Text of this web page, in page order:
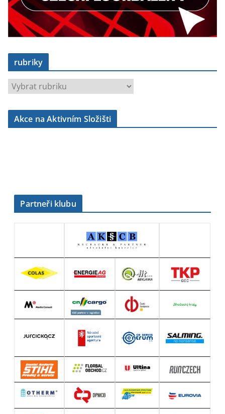
rubriky
u
b
Akce na Aktivním Složišti
Partneři klubu